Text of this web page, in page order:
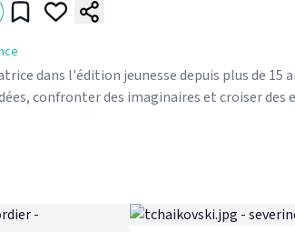
dans l'édition jeunesse depuis plus de 15
confronter des imaginaires et croiser des
interventions scolaires, je suis disponible